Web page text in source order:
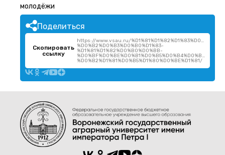
молодёжи
Поделиться
Скопировать
ссылку
https://www.vsau.ru/
%D0%B2%D0%B3%D0%B0%D1%83-
%D1%81%D1%82%D0%B0%D0%BB-
%D0%B2%D1%81%D0%B5%D1%80%D0%BE%D1%81/